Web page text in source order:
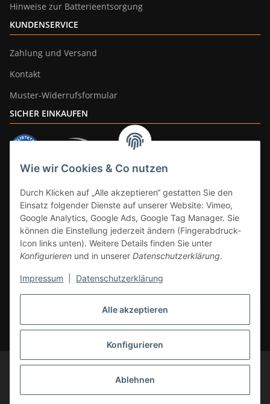
Alle akzeptieren
Konfigurieren
Ablehnen
Wie wir Cookies & Co nutzen
Durch Klicken auf „Alle akzeptieren“ gestatten Sie den
Einsatz folgender Dienste auf unserer Website: Vimeo,
Google Analytics, Google Ads, Google Tag Manager. Sie
können die Einstellung jederzeit ändern (Fingerabdruck-
Icon links unten). Weitere Details finden Sie unter
Konfigurieren und in unserer Datenschutzerklärung.
Impressum Datenschutzerklärung
Hinweise zur Batterieentsorgung
KUNDENSERVICE
Zahlung und Versand
Kontakt
Muster-Widerrufsformular
SICHER EINKAUFEN
* Alle Preise inkl. gesetzlicher Mwst., zzgl.Versand
DE, gilt nicht für Großgeräte per Spedition). Artikel mit 0% MwSt. (gem. §
© CS-Multimedia GmbH
Änderungen und Irrtümer vorbehalten.
Abbildungen ähnlich, alle Angebote ohne Dekoration. Angebot gültig auf
Belgien, Luxemburg, Niederlande, Österreich.